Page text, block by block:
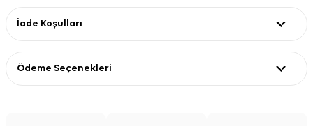
İade Koşulları
Ödeme Seçenekleri